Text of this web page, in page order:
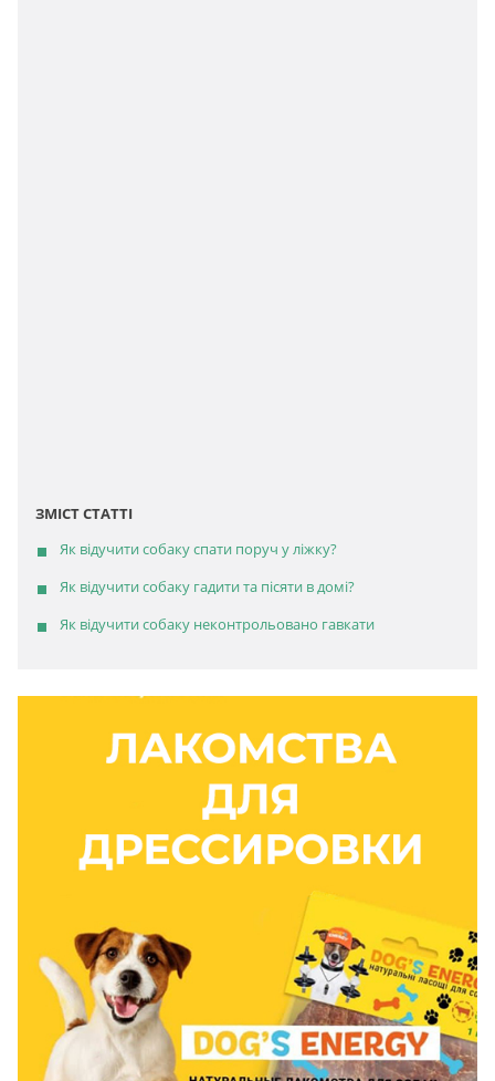
ЗМІСТ СТАТТІ
Як відучити собаку спати поруч у ліжку?
Як відучити собаку гадити та пісяти в домі?
Як відучити собаку неконтрольовано гавкати